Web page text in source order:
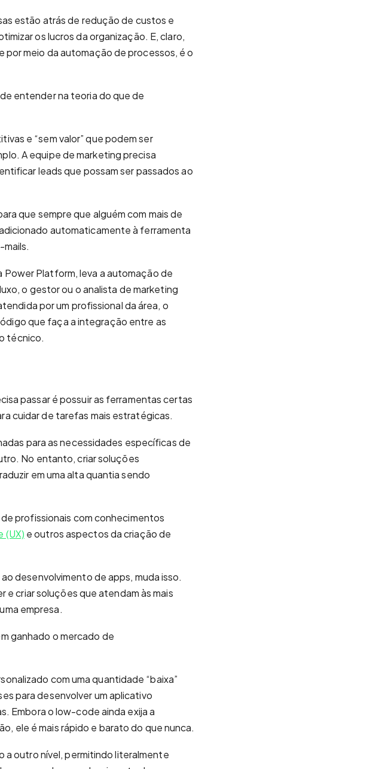
estão atrás de redução de custos e
os lucros da organização. E, claro,
meio da automação de processos, é o
entender na teoria do que de
e “sem valor” que podem ser
A equipe de marketing precisa
leads que possam ser passados ao
que sempre que alguém com mais de
automaticamente à ferramenta
Platform, leva a automação de
o gestor ou o analista de marketing
por um profissional da área, o
que faça a integração entre as
técnico.
passar é possuir as ferramentas certas
cuidar de tarefas mais estratégicas.
para as necessidades específicas de
No entanto, criar soluções
em uma alta quantia sendo
profissionais com conhecimentos
(UX) e outros aspectos da criação de
desenvolvimento de apps, muda isso.
e criar soluções que atendam às mais
empresa.
ganhado o mercado de
com uma quantidade “baixa”
para desenvolver um aplicativo
Embora o low-code ainda exija a
ele é mais rápido e barato do que nunca.
outro nível, permitindo literalmente